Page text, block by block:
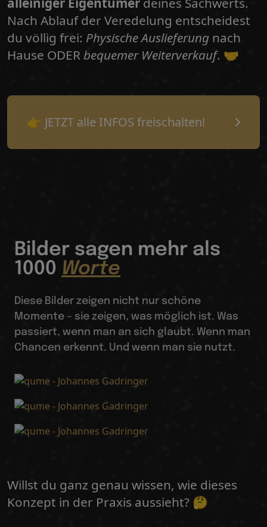
Nach Ablauf der Veredelung entscheidest
du völlig frei: Physische Auslieferung nach
Hause ODERbequemer Weiterverkauf. 🤝
👉 JETZT alle INFOS freischalten!
Bilder sagen mehr als
1000 Worte
Diese Bilder zeigen nicht nur schöne
Momente – sie zeigen, was möglich ist. Was
passiert, wenn man an sich glaubt. Wenn man
Chancen erkennt. Und wenn man sie nutzt.
Willst du ganz genau wissen, wie dieses
Konzept in der Praxis aussieht? 🤔